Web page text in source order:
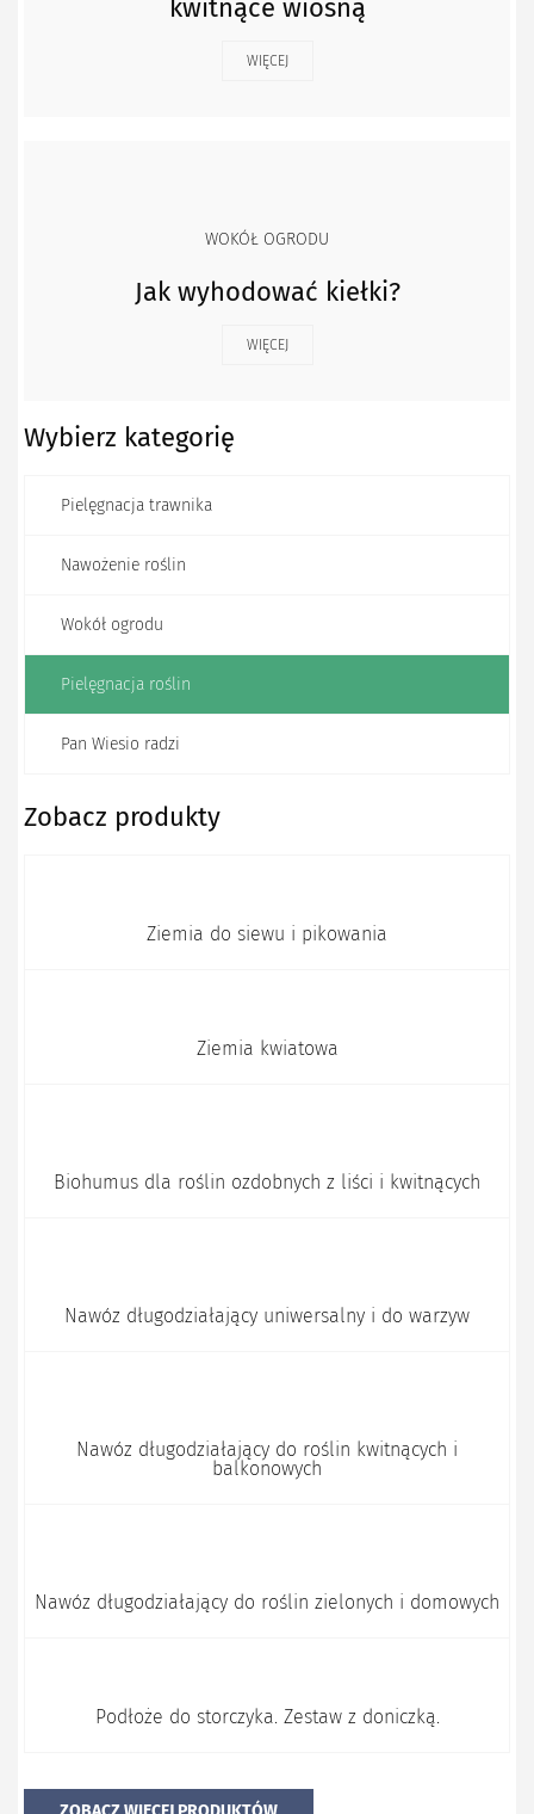
kwitnące wiosną
WIĘCEJ
WOKÓŁ OGRODU
Jak wyhodować kiełki?
WIĘCEJ
Wybierz kategorię
Pielęgnacja trawnika
Nawożenie roślin
Wokół ogrodu
Pielęgnacja roślin
Pan Wiesio radzi
Zobacz produkty
Ziemia do siewu i pikowania
Ziemia kwiatowa
Biohumus dla roślin ozdobnych z liści i kwitnących
Nawóz długodziałający uniwersalny i do warzyw
Nawóz długodziałający do roślin kwitnących i
balkonowych
Nawóz długodziałający do roślin zielonych i domowych
Podłoże do storczyka. Zestaw z doniczką.